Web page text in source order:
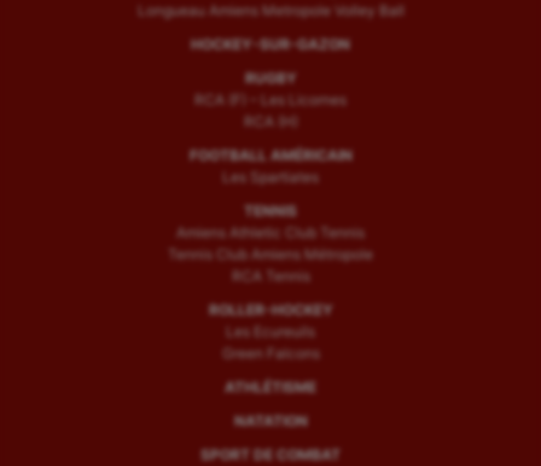
Longueau Amiens Metropole Volley Ball
HOCKEY-SUR-GAZON
RUGBY
RCA (F) – Les Licornes
RCA (H)
FOOTBALL AMÉRICAIN
Les Spartiates
TENNIS
Amiens Athletic Club Tennis
Tennis Club Amiens Métropole
RCA Tennis
ROLLER-HOCKEY
Les Ecureuils
Green Falcons
ATHLÉTISME
NATATION
SPORT DE COMBAT